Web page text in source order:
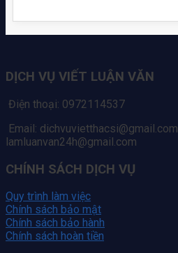
DỊCH VỤ VIẾT LUẬN VĂN
Điện thoại: 0972114537
Email: dichvuvietthacsi@gmail.com
lamluanvan24h@gmail.com
CHÍNH SÁCH DỊCH VỤ
Quy trình làm việc
Chính sách bảo mật
Chính sách bảo hành
Chính sách hoàn tiền